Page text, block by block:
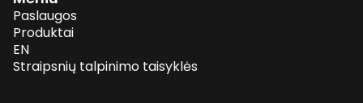
Paslaugos
Produktai
EN
Straipsnių talpinimo taisyklės